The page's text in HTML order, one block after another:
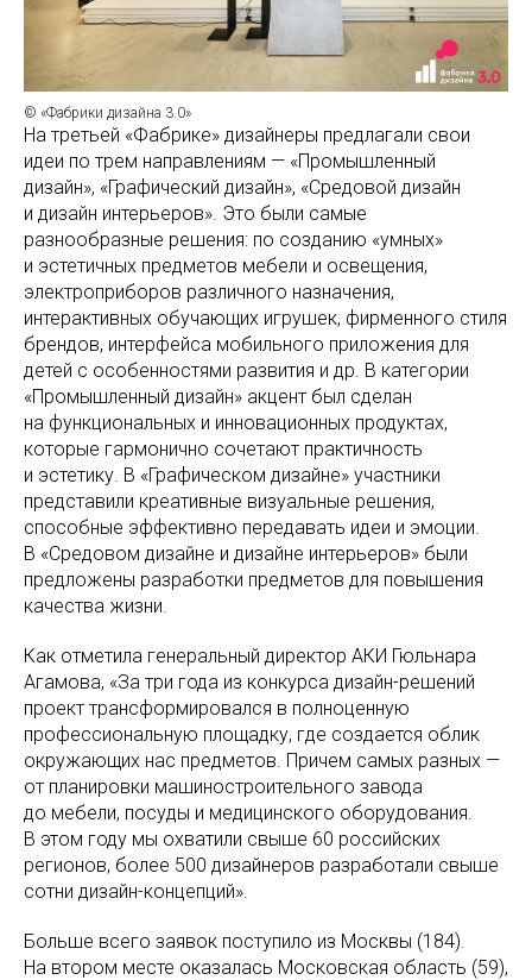
© «Фабрики дизайна 3.0»
На третьей «Фабрике» дизайнеры предлагали свои
идеи по трем направлениям — «Промышленный
дизайн», «Графический дизайн», «Средовой дизайн
и дизайн интерьеров». Это были самые
разнообразные решения: по созданию «умных»
и эстетичных предметов мебели и освещения,
электроприборов различного назначения,
интерактивных обучающих игрушек, фирменного стиля
брендов, интерфейса мобильного приложения для
детей с особенностями развития и др. В категории
«Промышленный дизайн» акцент был сделан
на функциональных и инновационных продуктах,
которые гармонично сочетают практичность
и эстетику. В «Графическом дизайне» участники
представили креативные визуальные решения,
способные эффективно передавать идеи и эмоции.
В «Средовом дизайне и дизайне интерьеров» были
предложены разработки предметов для повышения
качества жизни.
Как отметила генеральный директор АКИ Гюльнара
Агамова, «За три года из конкурса дизайн-решений
проект трансформировался в полноценную
профессиональную площадку, где создается облик
окружающих нас предметов. Причем самых разных —
от планировки машиностроительного завода
до мебели, посуды и медицинского оборудования.
В этом году мы охватили свыше 60 российских
регионов, более 500 дизайнеров разработали свыше
сотни дизайн-концепций».
Больше всего заявок поступило из Москвы (184).
На втором месте оказалась Московская область (59),